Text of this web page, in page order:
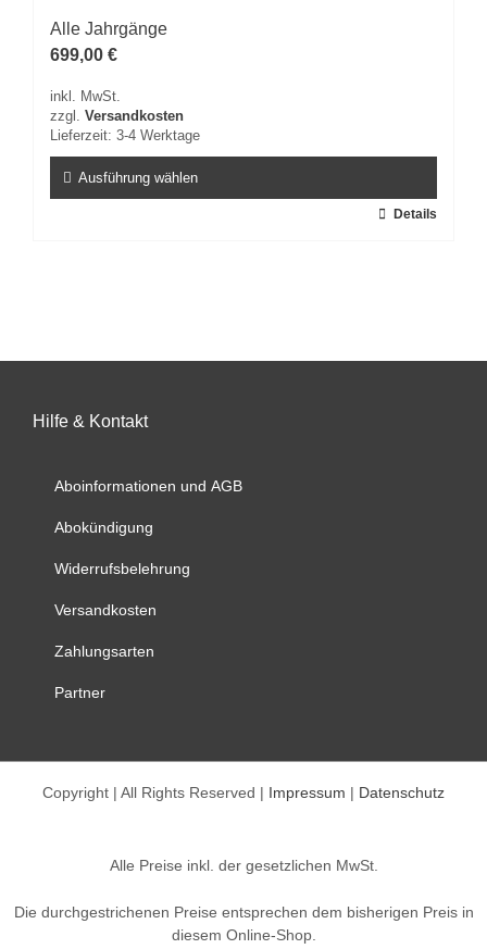
auf.
Die
können
auf
Produktseite
gewählt
Alle Jahrgänge
699,00 €
inkl. MwSt.
zzgl. Versandkosten
Lieferzeit: 3-4 Werktage
Ausführung wählen
auf
gewählt
Details
Hilfe & Kontakt
Aboinformationen und AGB
Abokündigung
Widerrufsbelehrung
Versandkosten
Zahlungsarten
Partner
Copyright | All Rights Reserved | Impressum | Datenschutz
Alle Preise inkl. der gesetzlichen MwSt.
Die durchgestrichenen Preise entsprechen dem bisherigen Preis in
diesem Online-Shop.